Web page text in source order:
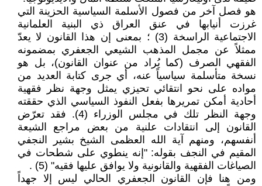
هو فصل آخر من فصول الأسلمة السياسية الحزينة التي
غرزت أنيابها في عنق العراق ذي البنية العلمانية
الاجتماعية الراسخة (3) ؛ بمعنى إن هذا القانون لا يعدّ
ممثلاً عن مجمل المذهب الشيعي الجعفري بمضمونه
الفقهي الصرف (كما يُراد من عنوان القانون)، بل هو
نسخة متأسلمة سياسياً عنه، أي جرى كتابة العديد من
مواده على نحو انتقائي تحيزي يمثل وجهة نظر فقهية
أحادية أمكن تمريرها بفعل النفوذ السياسي الذي حققته
وجهة النظر تلك في مجلس الوزراء (4). فقد تعرّض
القانون إلى انتقادات علنية من بعض مراجع الشيعة
أنفسهم، ومنهم آية الله العظمى الشيخ بشير النجفي
المقيم في النجف بقوله: "إنه ينطوي على شطحات في
الصياغات الفقهية والقانونية ولا يوافق عليها فقيه" (5) .
ومن هنا فإن القانون الجعفري الحالي ليس إلا جهداً